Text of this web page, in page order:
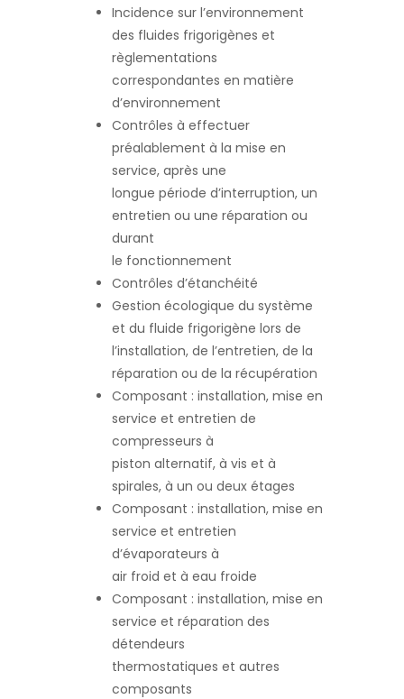
Incidence sur l’environnement
des fluides frigorigènes et
règlementations
correspondantes en matière
d’environnement
Contrôles à effectuer
préalablement à la mise en
service, après une
longue période d’interruption, un
entretien ou une réparation ou
durant
le fonctionnement
Contrôles d’étanchéité
Gestion écologique du système
et du fluide frigorigène lors de
l’installation, de l’entretien, de la
réparation ou de la récupération
Composant : installation, mise en
service et entretien de
compresseurs à
piston alternatif, à vis et à
spirales, à un ou deux étages
Composant : installation, mise en
service et entretien
d’évaporateurs à
air froid et à eau froide
Composant : installation, mise en
service et réparation des
détendeurs
thermostatiques et autres
composants